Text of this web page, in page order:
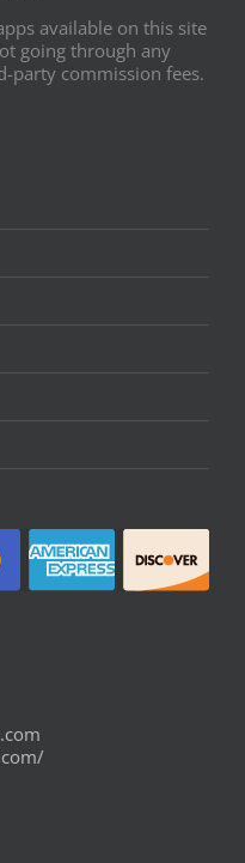
available on this site
going through any
party commission fees.